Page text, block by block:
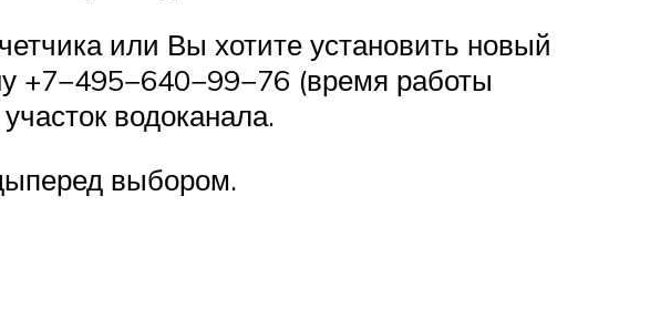
или Вы хотите установить новый
+7−495−640−99−76 (время работы
водоканала.
выбором.